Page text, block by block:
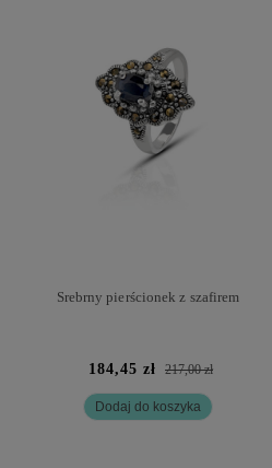
Srebrny pierścionek z szafirem
184,45 zł 217,00 zł
Dodaj do koszyka